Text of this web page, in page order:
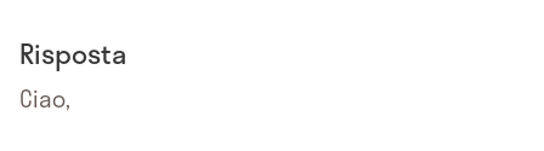
Risposta
Ciao,